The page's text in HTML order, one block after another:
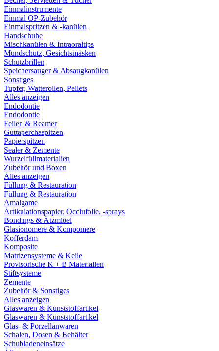
Einmalinstrumente
Einmal OP-Zubehör
Einmalspritzen & -kanülen
Handschuhe
Mischkanülen & Intraoraltips
Mundschutz, Gesichtsmasken
Schutzbrillen
Speichersauger & Absaugkanülen
Sonstiges
Tupfer, Watterollen, Pellets
Alles anzeigen
Endodontie
Endodontie
Feilen & Reamer
Guttaperchaspitzen
Papierspitzen
Sealer & Zemente
Wurzelfüllmaterialien
Zubehör und Boxen
Alles anzeigen
Füllung & Restauration
Füllung & Restauration
Amalgame
Artikulationspapier, Occlufolie, -sprays
Bondings & Ätzmittel
Glasionomere & Kompomere
Kofferdam
Komposite
Matrizensysteme & Keile
Provisorische K + B Materialien
Stiftsysteme
Zemente
Zubehör & Sonstiges
Alles anzeigen
Glaswaren & Kunststoffartikel
Glaswaren & Kunststoffartikel
Glas- & Porzellanwaren
Schalen, Dosen & Behälter
Schubladeneinsätze